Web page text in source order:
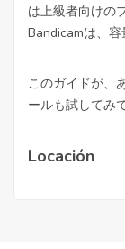
は上級者向けの
Bandicamは、容
このガイドが、
ールも試してみ
Locación